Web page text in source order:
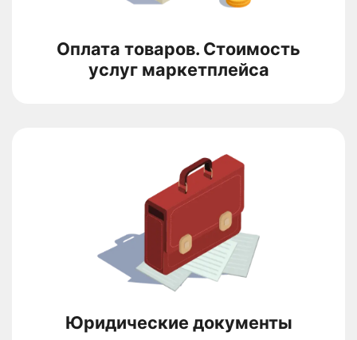
Оплата товаров. Стоимость
услуг маркетплейса
Юридические документы